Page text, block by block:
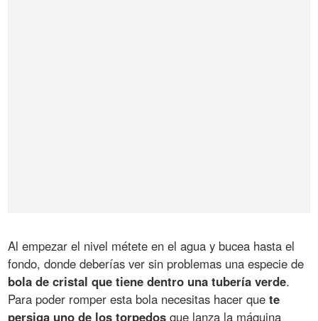
Al empezar el nivel métete en el agua y bucea hasta el
fondo, donde deberías ver sin problemas una especie de
bola de cristal que tiene dentro una tubería verde.
Para poder romper esta bola necesitas hacer quete
persiga uno de los torpedos que lanza la máquina